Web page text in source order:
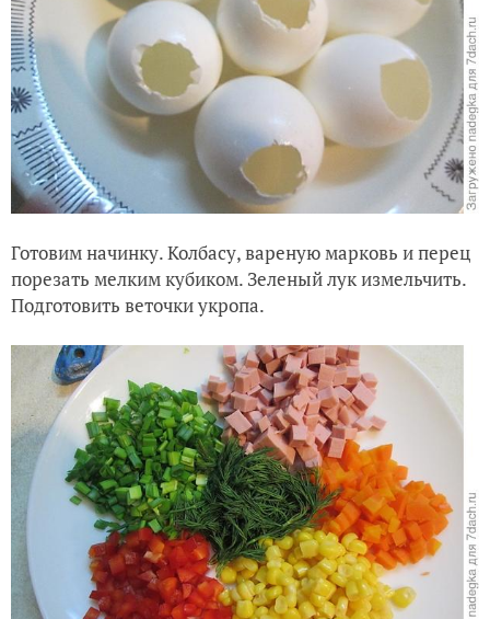
Готовим начинку. Колбасу, вареную марковь и перец
порезать мелким кубиком. Зеленый лук измельчить.
Подготовить веточки укропа.